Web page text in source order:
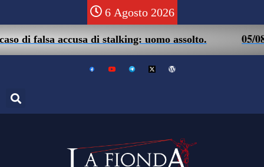
6 Agosto 2026
accusa di stalking: uomo assolto. 05/08 – Friuli.